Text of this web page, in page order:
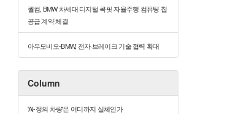
퀄컴, BMW 차세대 디지털 콕핏·자율주행 컴퓨팅 칩
공급 계약 체결
아우모비오-BMW, 전자·브레이크 기술 협력 확대
Column
'AI-정의 차량'은 어디까지 실체인가